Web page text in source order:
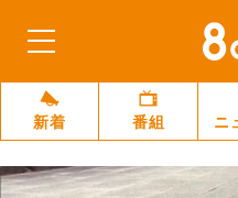
新着 番組 ニ